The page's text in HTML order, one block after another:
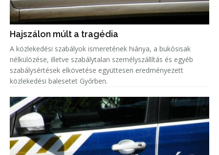
Hajszálon múlt a tragédia
A közlekedési szabályok ismeretének hiánya, a bukósisak
nélkülözése, illetve szabálytalan személyszállítás és egyéb
szabálysértések elkövetése együttesen eredményezett
közlekedési balesetet Győrben.